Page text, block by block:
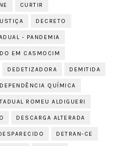
CURTIR
DECRETO
- PANDEMIA
EM CASMOCIM
DEDETIZADORA DEMITIDA
DEPENDÊNCIA QUÍMICA
ROMEU ALDIGUERI
DESCARGA ALTERADA
DETRAN-CE